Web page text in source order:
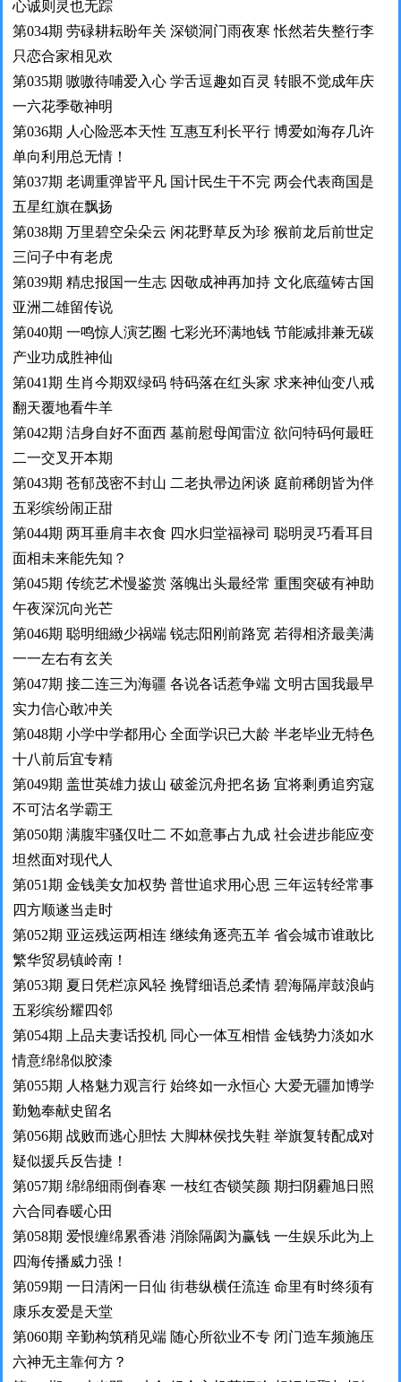
心诚则灵也无踪
第034期 劳碌耕耘盼年关 深锁洞门雨夜寒 怅然若失整行李
只恋合家相见欢
第035期 嗷嗷待哺爱入心 学舌逗趣如百灵 转眼不觉成年庆
一六花季敬神明
第036期 人心险恶本天性 互惠互利长平行 博爱如海存几许
单向利用总无情！
第037期 老调重弹皆平凡 国计民生干不完 两会代表商国是
五星红旗在飘扬
第038期 万里碧空朵朵云 闲花野草反为珍 猴前龙后前世定
三问子中有老虎
第039期 精忠报国一生志 因敬成神再加持 文化底蕴铸古国
亚洲二雄留传说
第040期 一鸣惊人演艺圈 七彩光环满地钱 节能减排兼无碳
产业功成胜神仙
第041期 生肖今期双绿码 特码落在红头家 求来神仙变八戒
翻天覆地看牛羊
第042期 洁身自好不面西 墓前慰母闻雷泣 欲问特码何最旺
二一交叉开本期
第043期 苍郁茂密不封山 二老执帚边闲谈 庭前稀朗皆为伴
五彩缤纷闹正甜
第044期 两耳垂肩丰衣食 四水归堂福禄司 聪明灵巧看耳目
面相未来能先知？
第045期 传统艺术慢鉴赏 落魄出头最经常 重围突破有神助
午夜深沉向光芒
第046期 聪明细緻少祸端 锐志阳刚前路宽 若得相济最美满
一一左右有玄关
第047期 接二连三为海疆 各说各话惹争端 文明古国我最早
实力信心敢冲关
第048期 小学中学都用心 全面学识已大龄 半老毕业无特色
十八前后宜专精
第049期 盖世英雄力拔山 破釜沉舟把名扬 宜将剩勇追穷寇
不可沽名学霸王
第050期 满腹牢骚仅吐二 不如意事占九成 社会进步能应变
坦然面对现代人
第051期 金钱美女加权势 普世追求用心思 三年运转经常事
四方顺遂当走时
第052期 亚运残运两相连 继续角逐亮五羊 省会城市谁敢比
繁华贸易镇岭南！
第053期 夏日凭栏凉风轻 挽臂细语总柔情 碧海隔岸鼓浪屿
五彩缤纷耀四邻
第054期 上品夫妻话投机 同心一体互相惜 金钱势力淡如水
情意绵绵似胶漆
第055期 人格魅力观言行 始终如一永恒心 大爱无疆加博学
勤勉奉献史留名
第056期 战败而逃心胆怯 大脚林侯找失鞋 举旗复转配成对
疑似援兵反告捷！
第057期 绵绵细雨倒春寒 一枝红杏锁笑颜 期扫阴霾旭日照
六合同春暖心田
第058期 爱恨缠绵累香港 消除隔阂为赢钱 一生娱乐此为上
四海传播威力强！
第059期 一日清闲一日仙 街巷纵横任流连 命里有时终须有
康乐友爱是天堂
第060期 辛勤构筑稍见端 随心所欲业不专 闭门造车频施压
六神无主靠何方？